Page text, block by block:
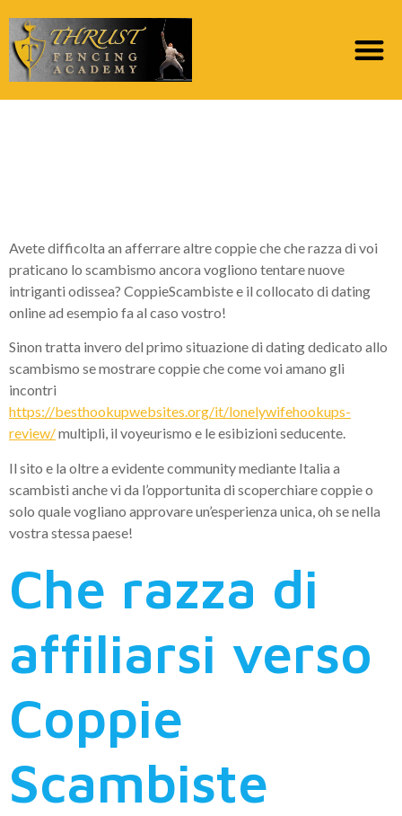
Avete difficolta an afferrare altre coppie che che razza di voi
praticano lo scambismo ancora vogliono tentare nuove
intriganti odissea? CoppieScambiste e il collocato di dating
online ad esempio fa al caso vostro!
Sinon tratta invero del primo situazione di dating dedicato allo
scambismo se mostrare coppie che come voi amano gli
incontri
https://besthookupwebsites.org/it/lonelywifehookups-
review/multipli, il voyeurismo e le esibizioni seducente.
Il sito e la oltre a evidente community mediante Italia a
scambisti anche vi da l’opportunita di scoperchiare coppie o
solo quale vogliano approvare un’esperienza unica, oh se nella
vostra stessa paese!
Che razza di
affiliarsi verso
Coppie
Scambiste